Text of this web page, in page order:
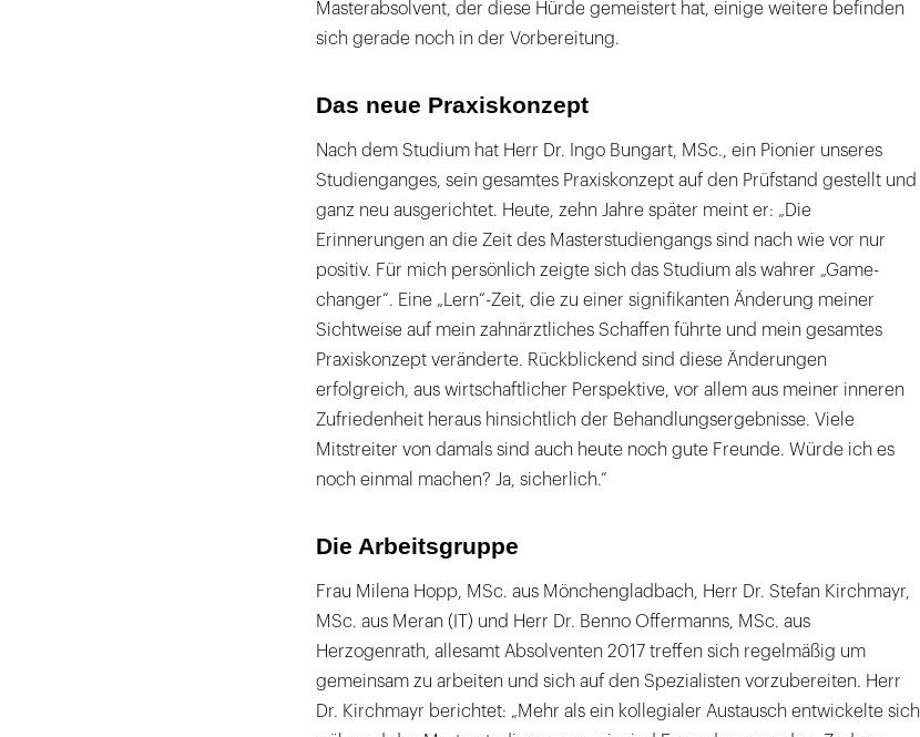
Masterabsolvent, der diese Hürde gemeistert hat, einige weitere befinden
sich gerade noch in der Vorbereitung.
Das neue Praxiskonzept
Nach dem Studium hat Herr Dr. Ingo Bungart, MSc., ein Pionier unseres
Studienganges, sein gesamtes Praxiskonzept auf den Prüfstand gestellt und
ganz neu ausgerichtet. Heute, zehn Jahre später meint er: „Die
Erinnerungen an die Zeit des Masterstudiengangs sind nach wie vor nur
positiv. Für mich persönlich zeigte sich das Studium als wahrer „Game-
changer“. Eine „Lern“-Zeit, die zu einer signifikanten Änderung meiner
Sichtweise auf mein zahnärztliches Schaffen führte und mein gesamtes
Praxiskonzept veränderte. Rückblickend sind diese Änderungen
erfolgreich, aus wirtschaftlicher Perspektive, vor allem aus meiner inneren
Zufriedenheit heraus hinsichtlich der Behandlungsergebnisse. Viele
Mitstreiter von damals sind auch heute noch gute Freunde. Würde ich es
noch einmal machen? Ja, sicherlich.“
Die Arbeitsgruppe
Frau Milena Hopp, MSc. aus Mönchengladbach, Herr Dr. Stefan Kirchmayr,
MSc. aus Meran (IT) und Herr Dr. Benno Offermanns, MSc. aus
Herzogenrath, allesamt Absolventen 2017 treffen sich regelmäßig um
gemeinsam zu arbeiten und sich auf den Spezialisten vorzubereiten. Herr
Dr. Kirchmayr berichtet: „Mehr als ein kollegialer Austausch entwickelte sich